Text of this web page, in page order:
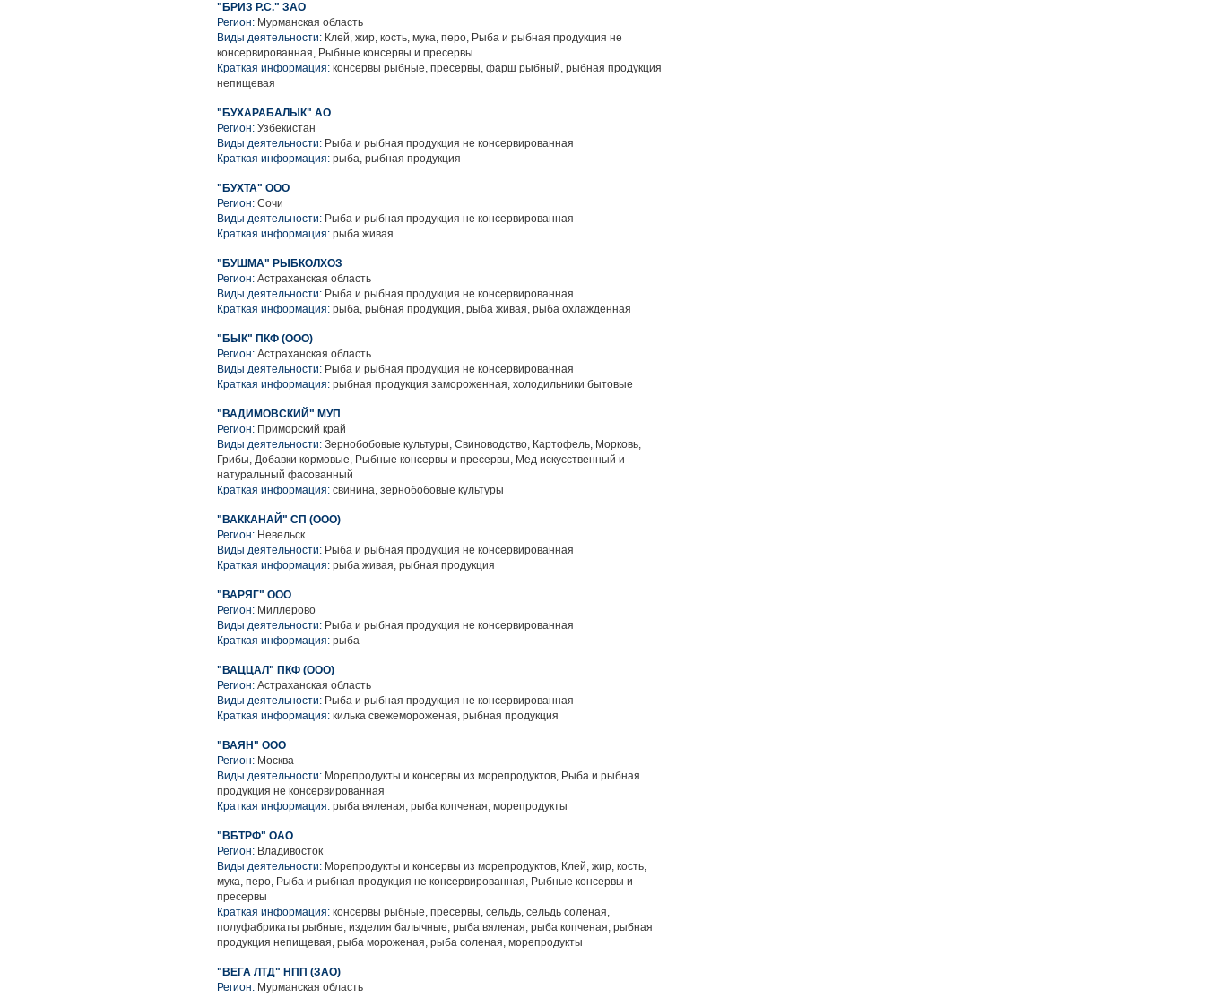
"БРИЗ Р.С." ЗАО
Регион: Мурманская область
Виды деятельности: Клей, жир, кость, мука, перо, Рыба и рыбная продукция не
консервированная, Рыбные консервы и пресервы
Краткая информация: консервы рыбные, пресервы, фарш рыбный, рыбная продукция
непищевая
"БУХАРАБАЛЫК" АО
Регион: Узбекистан
Виды деятельности: Рыба и рыбная продукция не консервированная
Краткая информация: рыба, рыбная продукция
"БУХТА" ООО
Регион: Сочи
Виды деятельности: Рыба и рыбная продукция не консервированная
Краткая информация: рыба живая
"БУШМА" РЫБКОЛХОЗ
Регион: Астраханская область
Виды деятельности: Рыба и рыбная продукция не консервированная
Краткая информация: рыба, рыбная продукция, рыба живая, рыба охлажденная
"БЫК" ПКФ (ООО)
Регион: Астраханская область
Виды деятельности: Рыба и рыбная продукция не консервированная
Краткая информация: рыбная продукция замороженная, холодильники бытовые
"ВАДИМОВСКИЙ" МУП
Регион: Приморский край
Виды деятельности: Зернобобовые культуры, Свиноводство, Картофель, Морковь,
Грибы, Добавки кормовые, Рыбные консервы и пресервы, Мед искусственный и
натуральный фасованный
Краткая информация: свинина, зернобобовые культуры
"ВАККАНАЙ" СП (ООО)
Регион: Невельск
Виды деятельности: Рыба и рыбная продукция не консервированная
Краткая информация: рыба живая, рыбная продукция
"ВАРЯГ" ООО
Регион: Миллерово
Виды деятельности: Рыба и рыбная продукция не консервированная
Краткая информация: рыба
"ВАЦЦАЛ" ПКФ (ООО)
Регион: Астраханская область
Виды деятельности: Рыба и рыбная продукция не консервированная
Краткая информация: килька свежемороженая, рыбная продукция
"ВАЯН" ООО
Регион: Москва
Виды деятельности: Морепродукты и консервы из морепродуктов, Рыба и рыбная
продукция не консервированная
Краткая информация: рыба вяленая, рыба копченая, морепродукты
"ВБТРФ" ОАО
Регион: Владивосток
Виды деятельности: Морепродукты и консервы из морепродуктов, Клей, жир, кость,
мука, перо, Рыба и рыбная продукция не консервированная, Рыбные консервы и
пресервы
Краткая информация: консервы рыбные, пресервы, сельдь, сельдь соленая,
полуфабрикаты рыбные, изделия балычные, рыба вяленая, рыба копченая, рыбная
продукция непищевая, рыба мороженая, рыба соленая, морепродукты
"ВЕГА ЛТД" НПП (ЗАО)
Регион: Мурманская область